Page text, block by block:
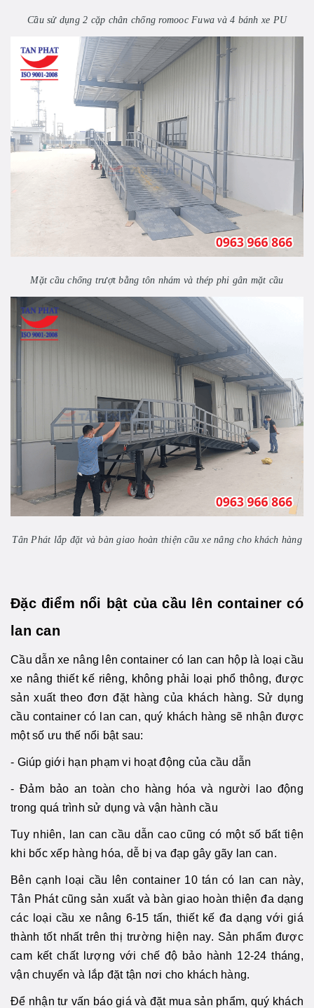
Cầu sử dụng 2 cặp chân chống romooc Fuwa và 4 bánh xe PU
Mặt cầu chống trượt bằng tôn nhám và thép phi gân mặt cầu
Tân Phát lắp đặt và bàn giao hoàn thiện cầu xe nâng cho khách hàng
Đặc điểm nổi bật của cầu lên container có
lan can
Cầu dẫn xe nâng lên container có lan can hộp là loại cầu
xe nâng thiết kế riêng, không phải loại phổ thông, được
sản xuất theo đơn đặt hàng của khách hàng. Sử dụng
cầu container có lan can, quý khách hàng sẽ nhận được
một số ưu thế nổi bật sau:
- Giúp giới hạn phạm vi hoạt động của cầu dẫn
- Đảm bảo an toàn cho hàng hóa và người lao động
trong quá trình sử dụng và vận hành cầu
Tuy nhiên, lan can cầu dẫn cao cũng có một số bất tiện
khi bốc xếp hàng hóa, dễ bị va đạp gây gãy lan can.
Bên cạnh loại cầu lên container 10 tán có lan can này,
Tân Phát cũng sản xuất và bàn giao hoàn thiện đa dạng
các loại cầu xe nâng 6-15 tấn, thiết kế đa dạng với giá
thành tốt nhất trên thị trường hiện nay. Sản phẩm được
cam kết chất lượng với chế độ bảo hành 12-24 tháng,
vận chuyển và lắp đặt tận nơi cho khách hàng.
Để nhận tư vấn báo giá và đặt mua sản phẩm, quý khách